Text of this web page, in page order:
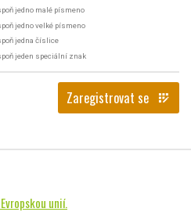
jedno malé písmeno
jedno velké písmeno
jedna číslice
jeden speciální znak
Zaregistrovat se app_registration
unií.